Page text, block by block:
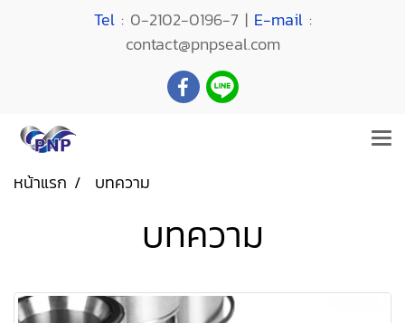
Tel: 0-2102-0196-7 | E-mail:
contact@pnpseal.com
หน้าแรก บทความ
บทความ